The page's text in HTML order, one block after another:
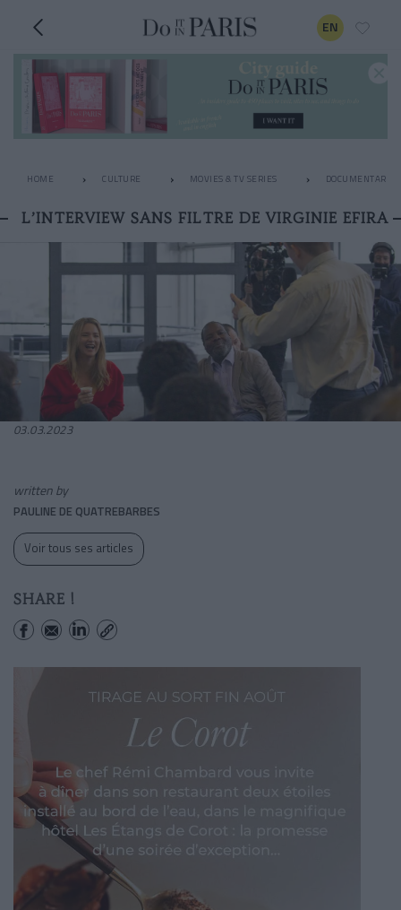
EN
HOME CULTURE MOVIES & TV SERIES DOCUMENTARIES
L’INTERVIEW SANS FILTRE DE VIRGINIE EFIRA
03.03.2023
written by
PAULINE DE QUATREBARBES
Voir tous ses articles
SHARE !